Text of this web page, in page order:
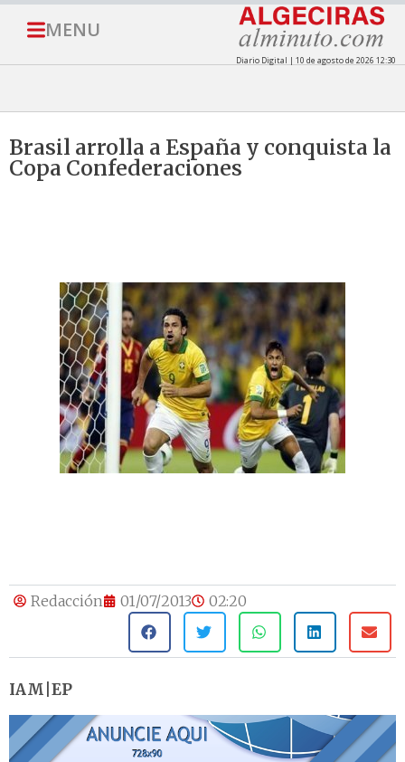
MENU
Diario Digital | 10 de agosto de 2026 12:30
Brasil arrolla a España y conquista la
Copa Confederaciones
Redacción 01/07/2013 02:20
IAM|EP